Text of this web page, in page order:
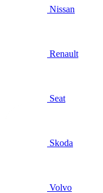
Nissan
Renault
Seat
Skoda
Volvo